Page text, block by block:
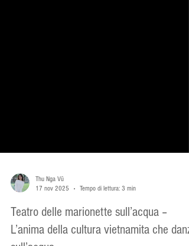
17 nov 2025
Tempo di lettura: 3 min
Teatro delle marionette sull’acqua –